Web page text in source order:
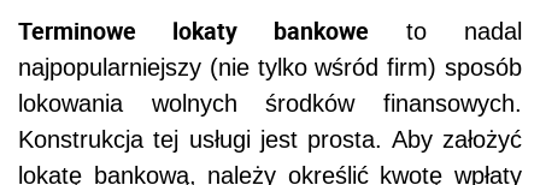
Terminowe lokaty bankowe to nadal
najpopularniejszy (nie tylko wśród firm) sposób
lokowania wolnych środków finansowych.
Konstrukcja tej usługi jest prosta. Aby założyć
lokatę bankową, należy określić kwotę wpłaty